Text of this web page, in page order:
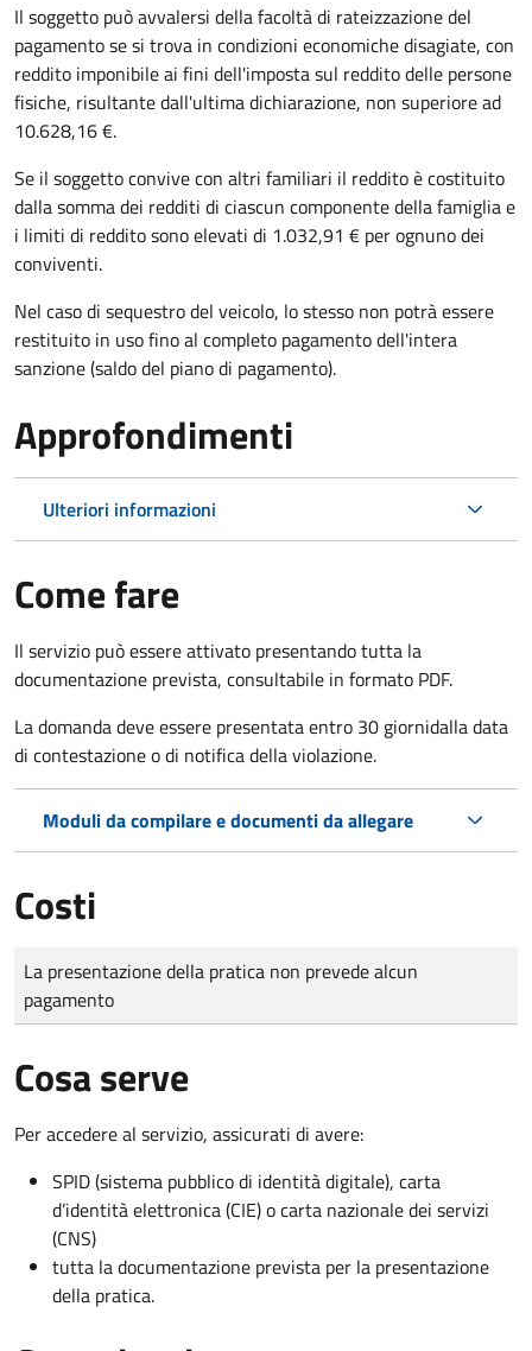
Il soggetto può avvalersi della facoltà di rateizzazione del
pagamento se si trova in condizioni economiche disagiate, con
reddito imponibile ai fini dell'imposta sul reddito delle persone
fisiche, risultante dall'ultima dichiarazione, non superiore ad
10.628,16 €.
Se il soggetto convive con altri familiari il reddito è costituito
dalla somma dei redditi di ciascun componente della famiglia e
i limiti di reddito sono elevati di 1.032,91 € per ognuno dei
conviventi.
Nel caso di sequestro del veicolo, lo stesso non potrà essere
restituito in uso fino al completo pagamento dell'intera
sanzione (saldo del piano di pagamento).
Approfondimenti
Ulteriori informazioni
Come fare
Il servizio può essere attivato presentando tutta la
documentazione prevista, consultabile in formato PDF.
La domanda deve essere presentata entro 30 giornidalla data
di contestazione o di notifica della violazione.
Moduli da compilare e documenti da allegare
Costi
Tipo di pagamento
Importo
La presentazione della pratica non prevede alcun
pagamento
Cosa serve
Per accedere al servizio, assicurati di avere:
SPID (sistema pubblico di identità digitale), carta
d’identità elettronica (CIE) o carta nazionale dei servizi
(CNS)
tutta la documentazione prevista per la presentazione
della pratica.